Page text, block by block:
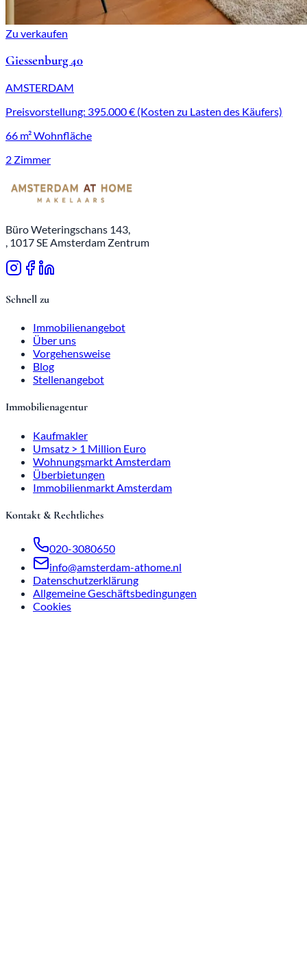
Zu verkaufen
Giessenburg 40
AMSTERDAM
Preisvorstellung: 395.000 € (Kosten zu Lasten des Käufers)
66 m² Wohnfläche
2 Zimmer
Büro Weteringschans 143,
, 1017 SE Amsterdam Zentrum
Schnell zu
Immobilienangebot
Über uns
Vorgehensweise
Blog
Stellenangebot
Immobilienagentur
Kaufmakler
Umsatz > 1 Million Euro
Wohnungsmarkt Amsterdam
Überbietungen
Immobilienmarkt Amsterdam
Kontakt & Rechtliches
020-3080650
info@amsterdam-athome.nl
Datenschutzerklärung
Allgemeine Geschäftsbedingungen
Cookies